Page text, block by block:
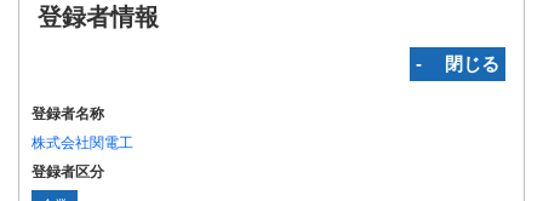
登録者情報
‐ 閉じる
登録者名称
株式会社関電工
登録者区分